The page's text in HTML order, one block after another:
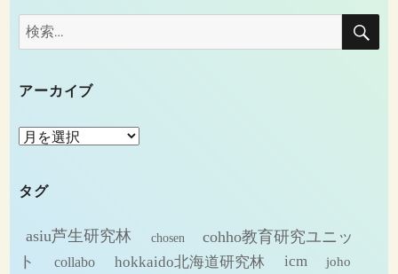
検
索:
検
アーカイブ
ア
カ
ブ
タグ
asiu芦生研究林 chosen
cohho教育研究ユニッ
ト
collabo hokkaido北海道研究林 icm joho